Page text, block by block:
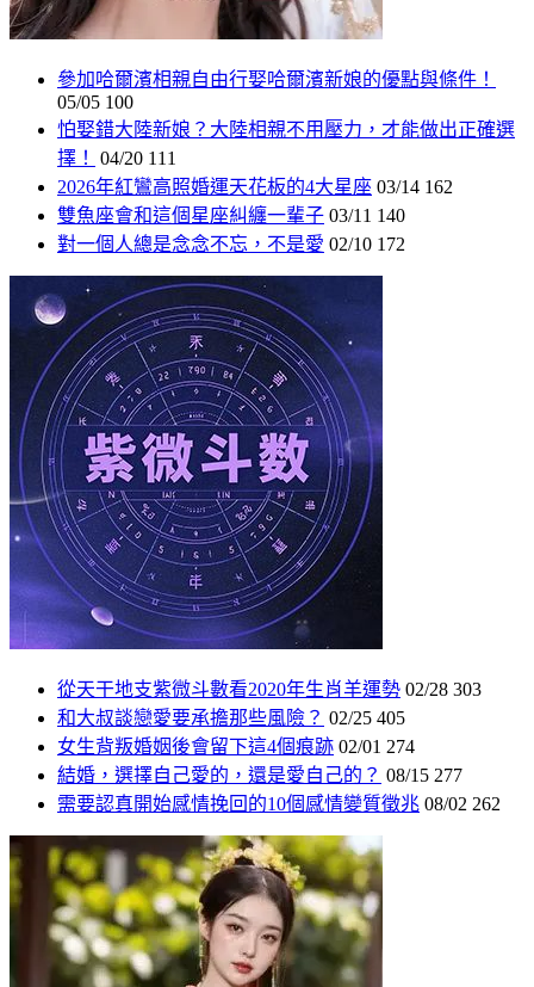
參加哈爾濱相親自由行娶哈爾濱新娘的優點與條件！
05/05 100
怕娶錯大陸新娘？大陸相親不用壓力，才能做出正確選
擇！
04/20 111
2026年紅鸞高照婚運天花板的4大星座 03/14 162
雙魚座會和這個星座糾纏一輩子 03/11 140
對一個人總是念念不忘，不是愛 02/10 172
從天干地支紫微斗數看2020年生肖羊運勢 02/28 303
和大叔談戀愛要承擔那些風險？ 02/25 405
女生背叛婚姻後會留下這4個痕跡 02/01 274
結婚，選擇自己愛的，還是愛自己的？ 08/15 277
需要認真開始感情挽回的10個感情變質徵兆 08/02 262